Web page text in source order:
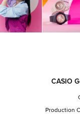
CASIO
Production